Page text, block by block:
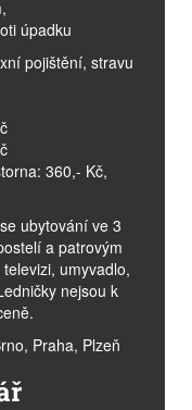
úpadku
pojištění, stravu
360,- Kč,
ubytování ve 3
a patrovým
umyvadlo,
nejsou k
Praha, Plzeň